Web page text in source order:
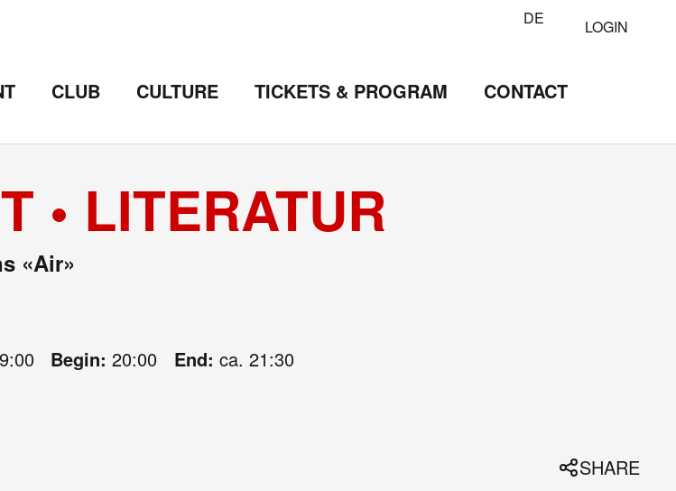
DE LOGIN
CLUB CULTURE TICKETS & PROGRAM CONTACT
• LITERATUR
«Air»
Begin: 20:00 End: ca. 21:30
SHARE